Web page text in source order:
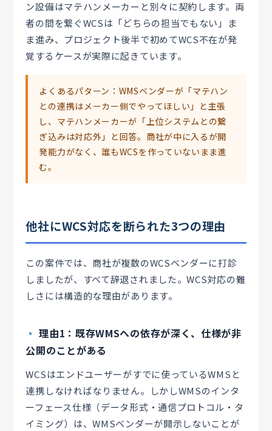
ン設備はマテハンメーカーと別々に契約します。両
者の間を繋ぐWCSは「どちらの担当でもない」ま
ま進み、プロジェクト後半で初めてWCS不在が発
覚するケースが実際に起きています。
よくあるパターン：WMSベンダーが「マテハン
との連携はメーカー側でやってほしい」と主張
し、マテハンメーカーが「上位システムとの繋
ぎ込みは対応外」と回答。商社が中に入るが開
発能力がなく、誰もWCSを作っていないまま進
む。
他社にWCS対応を断られた3つの理由
この案件では、商社が複数のWCSベンダーに打診
しましたが、すべて辞退されました。WCS対応の難
しさには構造的な理由があります。
理由1：既存WMSへの依存が深く、仕様が非
公開のことがある
WCSはエンドユーザーがすでに使っているWMSと
連携しなければなりません。しかしWMSのインタ
ーフェース仕様（データ形式・通信プロトコル・タ
イミング）は、WMSベンダーが開示しないことが